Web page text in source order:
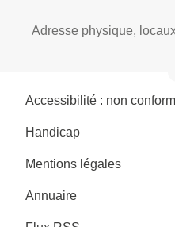
Adresse physique,
Accessibilité : non
Handicap
Mentions légales
Annuaire